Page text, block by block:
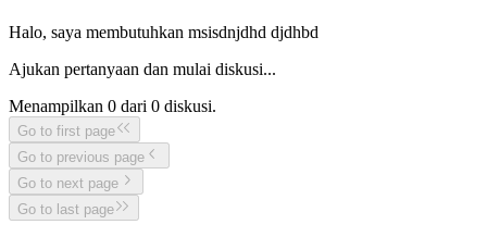
Halo, saya membutuhkan msisdnjdhd djdhbd
Ajukan pertanyaan dan mulai diskusi...
Menampilkan 0 dari 0 diskusi.
Go to first page
Go to previous page
Go to next page
Go to last page